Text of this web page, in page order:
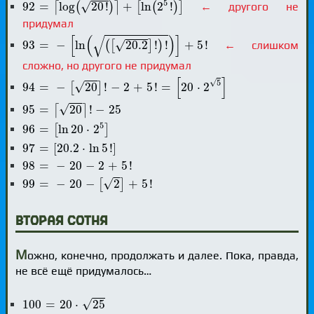
92 = log(√20!) + [ln(25 !)
← другого не
придумал
93 = − [ln(√( √20.2 !) !) + 5!
[20.2 !)!)]+5!
← слишком
сложно, но другого не придумал
94 = − √20 ! − 2 + 5! = 20 ⋅ 2√5
95 = √20 ! − 25
95 20 !-25
96 = ln 20 ⋅ 25
96 ln20 ⋅25
97 = [20.2 ⋅ ln5!]
97 20.2 ⋅ln 5!]
98 = − 20 − 2 + 5!
98 =-20 2+5
99 = − 20 − √2 + 5!
99 2]
Вторая сотня
Можно, конечно, продолжать и далее. Пока, правда,
не всё ещё придумалось…
100 = 20 ⋅ √25
100 20⋅25